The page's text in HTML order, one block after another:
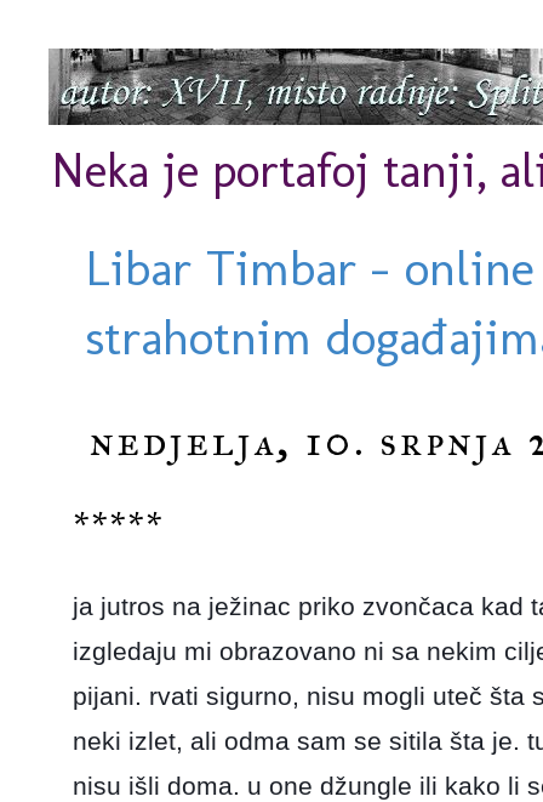
Neka je portafoj tanji,
Libar Timbar -
strahotnim
nedjelja, 10. srpnja
*****
ja jutros na ježinac priko zvončaca kad
izgledaju mi obrazovano ni sa nekim
pijani. rvati sigurno, nisu mogli uteč šta
neki izlet, ali odma sam se sitila šta je.
nisu išli doma. u one džungle ili kako li